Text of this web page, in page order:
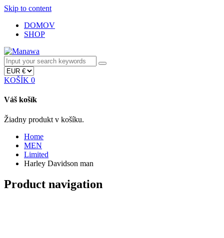
Skip to content
DOMOV
SHOP
KOŠÍK 0
Váš košík
Žiadny produkt v košíku.
Home
MEN
Limited
Harley Davidson man
Product navigation